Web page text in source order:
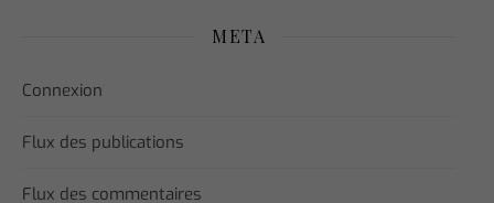
META
Connexion
Flux des publications
Flux des commentaires